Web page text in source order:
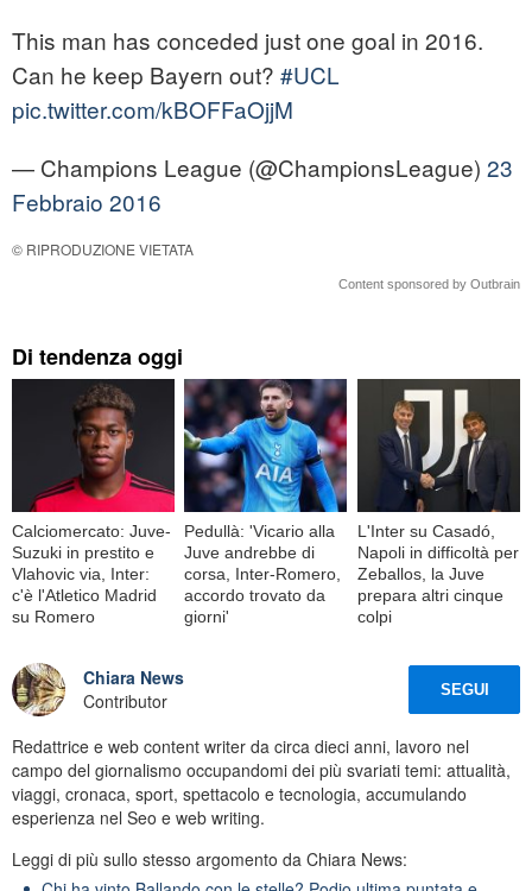
This man has conceded just one goal in 2016.
Can he keep Bayern out? #UCL
pic.twitter.com/kBOFFaOjjM
— Champions League (@ChampionsLeague) 23
Febbraio 2016
© RIPRODUZIONE VIETATA
Content sponsored by Outbrain
Di tendenza oggi
Calciomercato: Juve-
Suzuki in prestito e
Vlahovic via, Inter:
c'è l'Atletico Madrid
su Romero
Pedullà: 'Vicario alla
Juve andrebbe di
corsa, Inter-Romero,
accordo trovato da
giorni'
L'Inter su Casadó,
Napoli in difficoltà per
Zeballos, la Juve
prepara altri cinque
colpi
Chiara News
Contributor
SEGUI
Redattrice e web content writer da circa dieci anni, lavoro nel
campo del giornalismo occupandomi dei più svariati temi: attualità,
viaggi, cronaca, sport, spettacolo e tecnologia, accumulando
esperienza nel Seo e web writing.
Leggi di più sullo stesso argomento da Chiara News: